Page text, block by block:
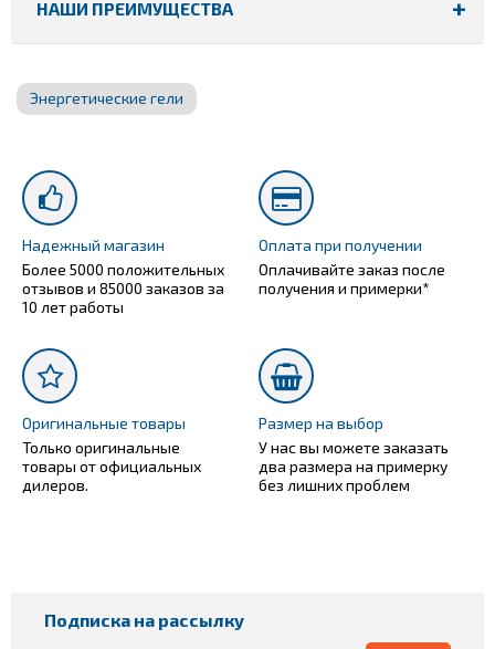
НАШИ ПРЕИМУЩЕСТВА
Энергетические гели
Надежный магазин
Более 5000 положительных
отзывов и 85000 заказов за
10 лет работы
Оплата при получении
Оплачивайте заказ после
получения и примерки*
Оригинальные товары
Только оригинальные
товары от официальных
дилеров.
Размер на выбор
У нас вы можете заказать
два размера на примерку
без лишних проблем
Подписка на рассылку